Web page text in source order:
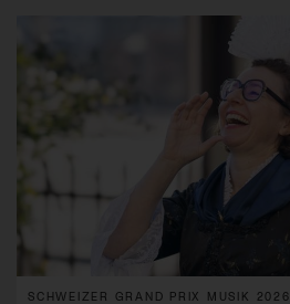
SCHWEIZER GRAND PRIX MUSIK 2026